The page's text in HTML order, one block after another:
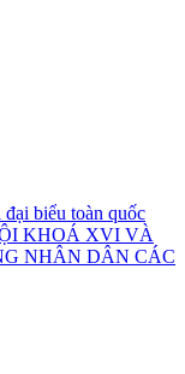
biểu toàn quốc
KHOÁ XVI VÀ
NHÂN DÂN CÁC